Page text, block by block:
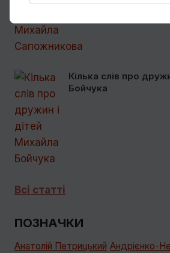
Кілька слів про
Бойчука
Всі статті
ПОЗНАЧКИ
Анатолій Петрицький Андрієнко-